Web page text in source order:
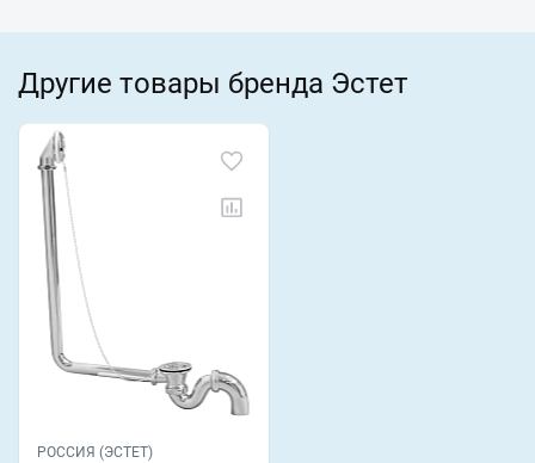
Другие товары бренда Эстет
РОССИЯ (ЭСТЕТ)